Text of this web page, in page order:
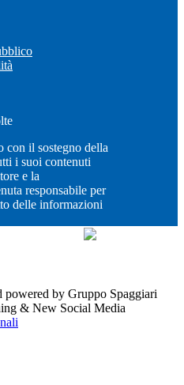
con il sostegno della
i suoi contenuti
e la
responsabile per
delle informazioni
powered by Gruppo Spaggiari
& New Social Media